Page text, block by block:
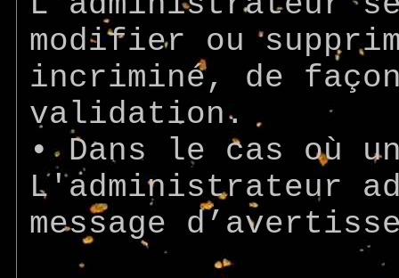
modifier ou
incriminé, de
validation.
• Dans le cas où
L'administrateur
message